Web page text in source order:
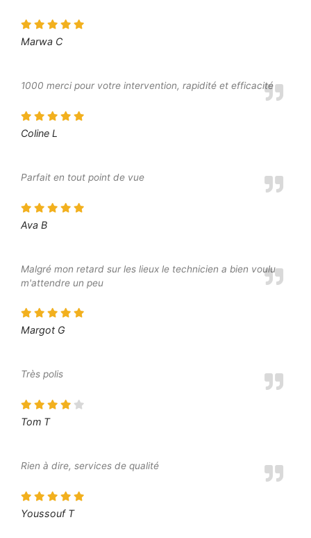
Marwa C
1000 merci pour votre intervention, rapidité et efficacité
Coline L
Parfait en tout point de vue
Ava B
Malgré mon retard sur les lieux le technicien a bien voulu
m'attendre un peu
Margot G
Très polis
Tom T
Rien à dire, services de qualité
Youssouf T